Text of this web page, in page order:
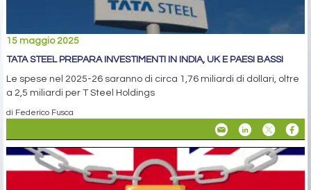
15 maggio 2025
TATA STEEL PREPARA INVESTIMENTI IN INDIA, UK E PAESI BASSI
Le spese nel 2025-26 saranno di circa 1,76 miliardi di dollari, oltre
a 2,5 miliardi per T Steel Holdings
di Federico Fusca